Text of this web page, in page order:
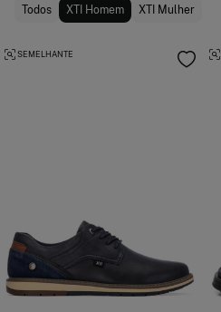
Todos XTI Homem XTI Mulher
SEMELHANTE